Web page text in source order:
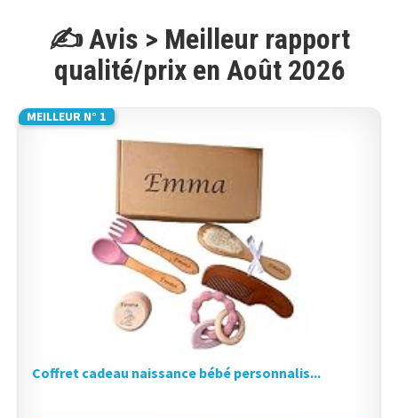
✍️ Avis > Meilleur rapport
qualité/prix en Août 2026
MEILLEUR N° 1
Coffret cadeau naissance bébé personnalis...